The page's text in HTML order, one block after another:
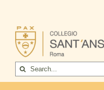
contenuto
Cerca
per: